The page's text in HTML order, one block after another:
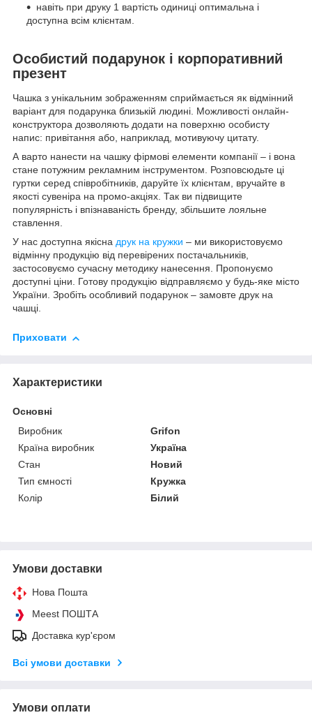
навіть при друку 1 вартість одиниці оптимальна і
доступна всім клієнтам.
Особистий подарунок і корпоративний
презент
Чашка з унікальним зображенням сприймається як відмінний
варіант для подарунка близькій людині. Можливості онлайн-
конструктора дозволяють додати на поверхню особисту
напис: привітання або, наприклад, мотивуючу цитату.
А варто нанести на чашку фірмові елементи компанії – і вона
стане потужним рекламним інструментом. Розповсюдьте ці
гуртки серед співробітників, даруйте їх клієнтам, вручайте в
якості сувеніра на промо-акціях. Так ви підвищите
популярність і впізнаваність бренду, збільшите лояльне
ставлення.
У нас доступна якісна друк на кружки – ми використовуємо
відмінну продукцію від перевірених постачальників,
застосовуємо сучасну методику нанесення. Пропонуємо
доступні ціни. Готову продукцію відправляємо у будь-яке місто
України. Зробіть особливий подарунок – замовте друк на
чашці.
Приховати
Характеристики
Основні
Виробник
Grifon
Країна виробник
Україна
Стан
Новий
Тип ємності
Кружка
Колір
Білий
Умови доставки
Нова Пошта
Meest ПОШТА
Доставка кур'єром
Всі умови доставки
Умови оплати